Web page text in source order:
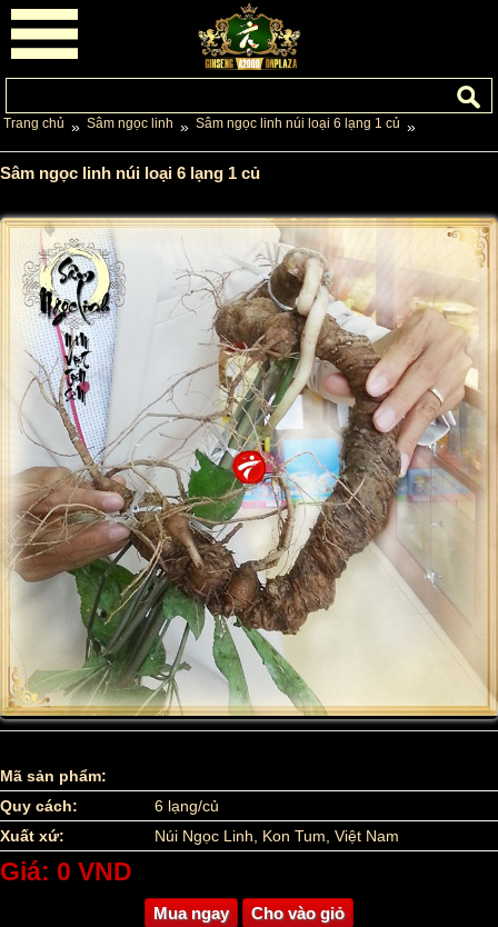
Trang chủ » Sâm ngọc linh » Sâm ngọc linh núi loại 6 lạng 1 củ »
Sâm ngọc linh núi loại 6 lạng 1 củ
Mã sản phẩm:
Quy cách:
6 lạng/củ
Xuất xứ:
Núi Ngọc Linh, Kon Tum, Việt Nam
Giá: 0 VND
Mua ngay Cho vào giỏ